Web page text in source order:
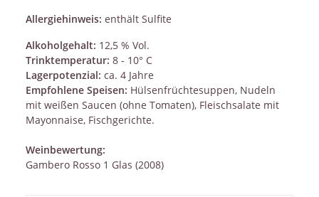
Allergiehinweis: enthält Sulfite
Alkoholgehalt: 12,5 % Vol.
Trinktemperatur: 8 - 10° C
Lagerpotenzial: ca. 4 Jahre
Empfohlene Speisen: Hülsenfrüchtesuppen, Nudeln
mit weißen Saucen (ohne Tomaten), Fleischsalate mit
Mayonnaise, Fischgerichte.
Weinbewertung:
Gambero Rosso 1 Glas (2008)